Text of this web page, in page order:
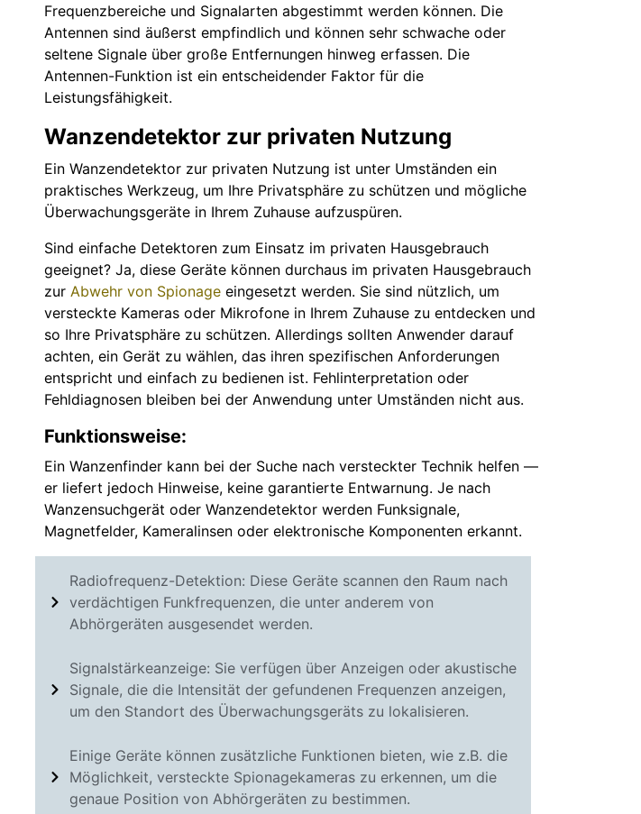
Frequenzbereiche und Signalarten abgestimmt werden können. Die
Antennen sind äußerst empfindlich und können sehr schwache oder
seltene Signale über große Entfernungen hinweg erfassen. Die
Antennen-Funktion ist ein entscheidender Faktor für die
Leistungsfähigkeit.
Wanzendetektor zur privaten Nutzung
Ein Wanzendetektor zur privaten Nutzung ist unter Umständen ein
praktisches Werkzeug, um Ihre Privatsphäre zu schützen und mögliche
Überwachungsgeräte in Ihrem Zuhause aufzuspüren.
Sind einfache Detektoren zum Einsatz im privaten Hausgebrauch
geeignet? Ja, diese Geräte können durchaus im privaten Hausgebrauch
zur Abwehr von Spionage eingesetzt werden. Sie sind nützlich, um
versteckte Kameras oder Mikrofone in Ihrem Zuhause zu entdecken und
so Ihre Privatsphäre zu schützen. Allerdings sollten Anwender darauf
achten, ein Gerät zu wählen, das ihren spezifischen Anforderungen
entspricht und einfach zu bedienen ist. Fehlinterpretation oder
Fehldiagnosen bleiben bei der Anwendung unter Umständen nicht aus.
Funktionsweise:
Ein Wanzenfinder kann bei der Suche nach versteckter Technik helfen —
er liefert jedoch Hinweise, keine garantierte Entwarnung. Je nach
Wanzensuchgerät oder Wanzendetektor werden Funksignale,
Magnetfelder, Kameralinsen oder elektronische Komponenten erkannt.
Radiofrequenz-Detektion: Diese Geräte scannen den Raum nach
verdächtigen Funkfrequenzen, die unter anderem von
Abhörgeräten ausgesendet werden.
Signalstärkeanzeige: Sie verfügen über Anzeigen oder akustische
Signale, die die Intensität der gefundenen Frequenzen anzeigen,
um den Standort des Überwachungsgeräts zu lokalisieren.
Einige Geräte können zusätzliche Funktionen bieten, wie z.B. die
Möglichkeit, versteckte Spionagekameras zu erkennen, um die
genaue Position von Abhörgeräten zu bestimmen.